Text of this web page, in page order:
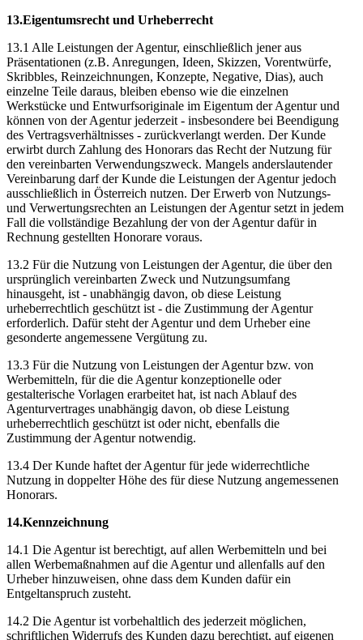
13.Eigentumsrecht und Urheberrecht
13.1 Alle Leistungen der Agentur, einschließlich jener aus
Präsentationen (z.B. Anregungen, Ideen, Skizzen, Vorentwürfe,
Skribbles, Reinzeichnungen, Konzepte, Negative, Dias), auch
einzelne Teile daraus, bleiben ebenso wie die einzelnen
Werkstücke und Entwurfsoriginale im Eigentum der Agentur und
können von der Agentur jederzeit - insbesondere bei Beendigung
des Vertragsverhältnisses - zurückverlangt werden. Der Kunde
erwirbt durch Zahlung des Honorars das Recht der Nutzung für
den vereinbarten Verwendungszweck. Mangels anderslautender
Vereinbarung darf der Kunde die Leistungen der Agentur jedoch
ausschließlich in Österreich nutzen. Der Erwerb von Nutzungs-
und Verwertungsrechten an Leistungen der Agentur setzt in jedem
Fall die vollständige Bezahlung der von der Agentur dafür in
Rechnung gestellten Honorare voraus.
13.2 Für die Nutzung von Leistungen der Agentur, die über den
ursprünglich vereinbarten Zweck und Nutzungsumfang
hinausgeht, ist - unabhängig davon, ob diese Leistung
urheberrechtlich geschützt ist - die Zustimmung der Agentur
erforderlich. Dafür steht der Agentur und dem Urheber eine
gesonderte angemessene Vergütung zu.
13.3 Für die Nutzung von Leistungen der Agentur bzw. von
Werbemitteln, für die die Agentur konzeptionelle oder
gestalterische Vorlagen erarbeitet hat, ist nach Ablauf des
Agenturvertrages unabhängig davon, ob diese Leistung
urheberrechtlich geschützt ist oder nicht, ebenfalls die
Zustimmung der Agentur notwendig.
13.4 Der Kunde haftet der Agentur für jede widerrechtliche
Nutzung in doppelter Höhe des für diese Nutzung angemessenen
Honorars.
14.Kennzeichnung
14.1 Die Agentur ist berechtigt, auf allen Werbemitteln und bei
allen Werbemaßnahmen auf die Agentur und allenfalls auf den
Urheber hinzuweisen, ohne dass dem Kunden dafür ein
Entgeltanspruch zusteht.
14.2 Die Agentur ist vorbehaltlich des jederzeit möglichen,
schriftlichen Widerrufs des Kunden dazu berechtigt, auf eigenen